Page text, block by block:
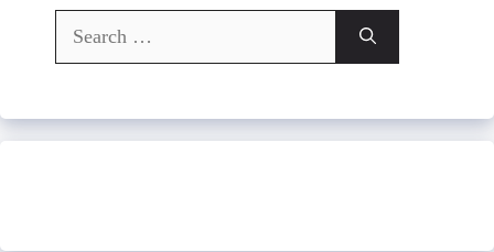
Search
for: